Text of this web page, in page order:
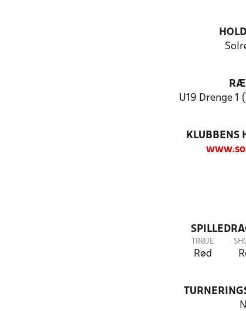
U19 Drenge
KLUBBENS
TRØJE
Rød